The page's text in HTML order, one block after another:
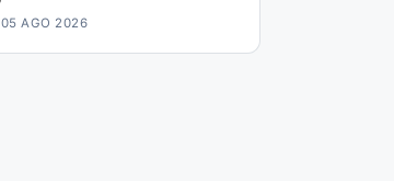
05 AGO 2026